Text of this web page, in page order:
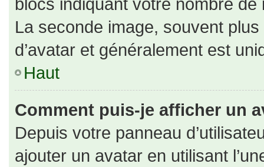
La seconde image, souvent
d’avatar et généralement est
Haut
Comment puis-je afficher un
Depuis votre panneau
ajouter un avatar en utilisant